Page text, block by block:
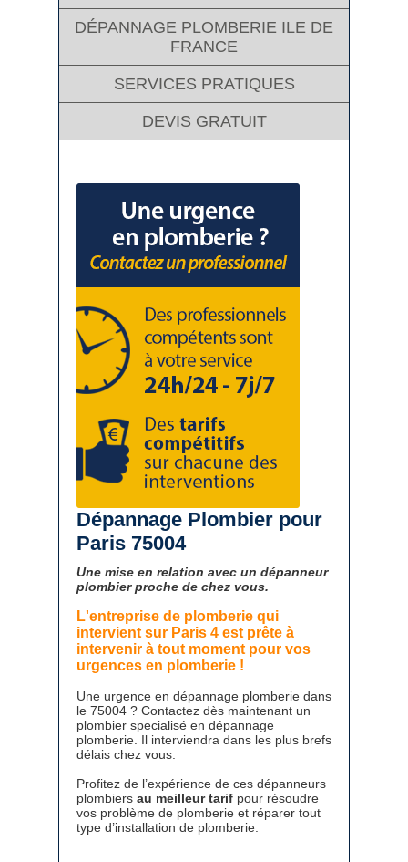
DÉPANNAGE PLOMBERIE ILE DE
FRANCE
SERVICES PRATIQUES
DEVIS GRATUIT
Dépannage Plombier pour
Paris 75004
Une mise en relation avec un dépanneur
plombier proche de chez vous.
L'entreprise de plomberie qui
intervient sur Paris 4 est prête à
intervenir à tout moment pour vos
urgences en plomberie !
Une urgence en dépannage plomberie dans
le 75004 ? Contactez dès maintenant un
plombier specialisé en dépannage
plomberie. Il interviendra dans les plus brefs
délais chez vous.
Profitez de l’expérience de ces dépanneurs
plombiers au meilleur tarif pour résoudre
vos problème de plomberie et réparer tout
type d’installation de plomberie.